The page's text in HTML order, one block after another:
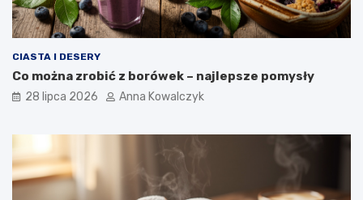
CIASTA I DESERY
Co można zrobić z borówek – najlepsze pomysły
28 lipca 2026 Anna Kowalczyk